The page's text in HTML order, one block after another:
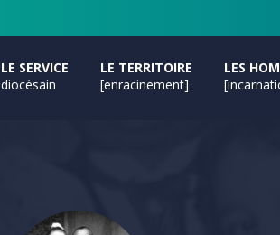
LE SERVICE
diocésain
LE TERRITOIRE
[enracinement]
LES